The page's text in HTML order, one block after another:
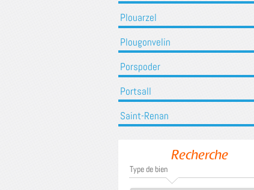
Plouarzel
Plougonvelin
Porspoder
Portsall
Saint-Renan
Recherche
Type de bien